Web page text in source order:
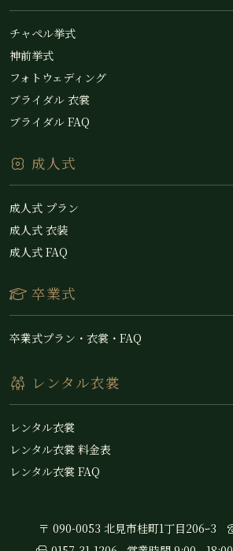
チャペル挙式
神前挙式
フォトウェディング
ブライダル 衣裳
ブライダル FAQ
成人式
成人式 プラン
成人式 衣装
成人式 FAQ
卒業式
卒業式プラン・衣裳・FAQ
レンタル衣裳
レンタル衣裳
レンタル衣裳 料金表
レンタル衣裳 FAQ
〒 090-0053 北見市桂町1丁目206ｰ3